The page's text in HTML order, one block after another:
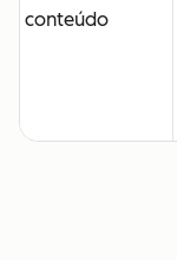
conteúdo